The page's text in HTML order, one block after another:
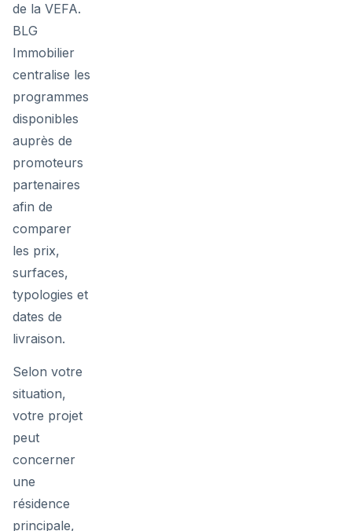
de la VEFA.
BLG
Immobilier
centralise les
programmes
disponibles
auprès de
promoteurs
partenaires
afin de
comparer
les prix,
surfaces,
typologies et
dates de
livraison.
Selon votre
situation,
votre projet
peut
concerner
une
résidence
principale,